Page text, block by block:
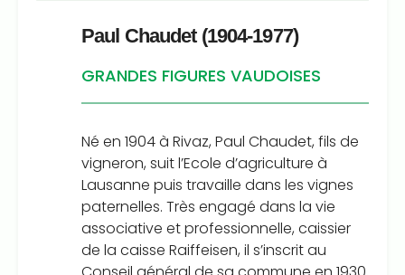
Paul Chaudet (1904-1977)
GRANDES FIGURES VAUDOISES
Né en 1904 à Rivaz, Paul Chaudet, fils de
vigneron, suit l’Ecole d’agriculture à
Lausanne puis travaille dans les vignes
paternelles. Très engagé dans la vie
associative et professionnelle, caissier
de la caisse Raiffeisen, il s’inscrit au